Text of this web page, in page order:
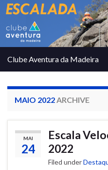
Clube Aventura da Madeira
MAIO 2022 ARCHIVE
MAI
24
Escala
2022
Filed under